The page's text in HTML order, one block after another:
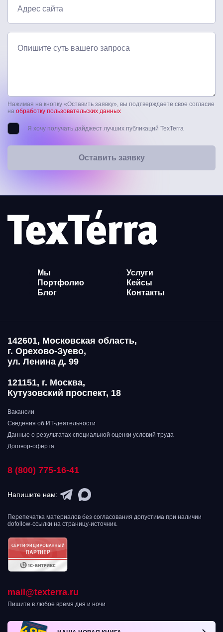
Адрес сайта
Опишите суть вашего запроса
Нажимая на кнопку «Оставить заявку», вы подтверждаете свое согласие
на обработку пользовательских данных
Я хочу получать дайджест лучших публикаций TexTerra
Оставить заявку
Мы
Услуги
Портфолио
Кейсы
Блог
Контакты
142601, Московская область,
г. Орехово-Зуево,
ул. Ленина д. 99
121151, г. Москва,
Кутузовский проспект, 18
Вакансии
Сведения об ИТ-деятельности
Данные о результатах специальной оценки условий труда
Договор-оферта
8 (800) 775-16-41
Напишите нам:
Перепечатка материалов без согласования допустима при наличии
dofollow-ссылки на страницу-источник.
mail@texterra.ru
Пишите в любое время дня и ночи